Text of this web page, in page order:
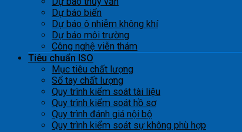
Dự báo biển
Dự báo ô nhiễm không khí
Dự báo môi trường
Công nghệ viễn thám
Tiêu chuẩn ISO
Mục tiêu chất lượng
Sổ tay chất lượng
Quy trình kiểm soát tài liệu
Quy trình kiểm soát hồ sơ
Quy trình đánh giá nội bộ
Quy trình kiểm soát sự không phù hợp